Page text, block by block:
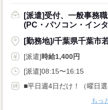
[派遣]受付、一般事務
(PC・パソコン・イン
[勤務地]/千葉県千葉市
[派遣]時給1,400円
[派遣]08:15〜16:15
■平日週4日だけ！（曜日選
もっ